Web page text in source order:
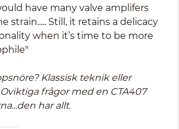
have many valve amplifers
strain..... Still, it retains a delicacy
when it’s time to be more
Klassisk teknik eller
frågor med en CTA407
har allt.